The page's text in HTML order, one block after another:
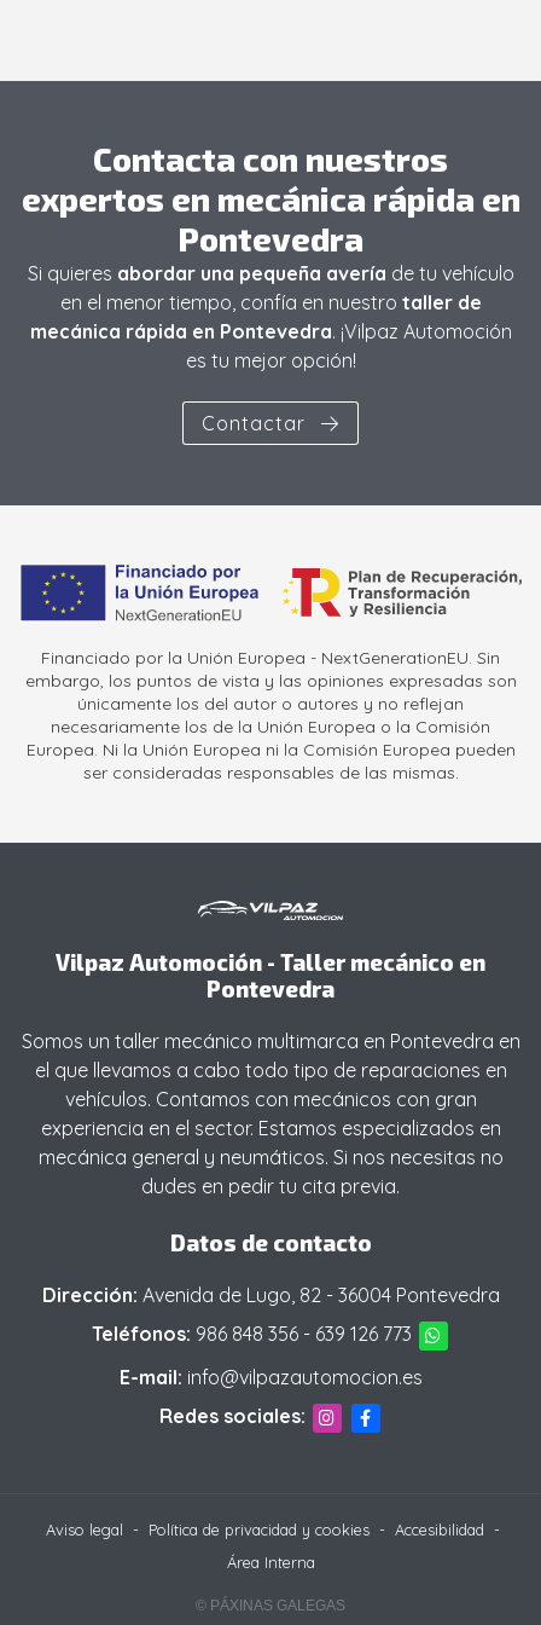
Contacta con nuestros
expertos en mecánica rápida en
Pontevedra
Si quieres abordar una pequeña avería de tu vehículo
en el menor tiempo, confía en nuestro taller de
mecánica rápida en Pontevedra. ¡Vilpaz Automoción
es tu mejor opción!
Contactar
Financiado por la Unión Europea - NextGenerationEU. Sin
embargo, los puntos de vista y las opiniones expresadas son
únicamente los del autor o autores y no reflejan
necesariamente los de la Unión Europea o la Comisión
Europea. Ni la Unión Europea ni la Comisión Europea pueden
ser consideradas responsables de las mismas.
Vilpaz Automoción - Taller mecánico en
Pontevedra
Somos un taller mecánico multimarca en Pontevedra en
el que llevamos a cabo todo tipo de reparaciones en
vehículos. Contamos con mecánicos con gran
experiencia en el sector. Estamos especializados en
mecánica general y neumáticos. Si nos necesitas no
dudes en pedir tu cita previa.
Datos de contacto
Dirección: Avenida de Lugo, 82 - 36004 Pontevedra
Teléfonos: 986 848 356- 639 126 773
E-mail: info@vilpazautomocion.es
Redes sociales:
Aviso legal - Política de privacidad y cookies - Accesibilidad
-
Área Interna
© PÁXINAS GALEGAS